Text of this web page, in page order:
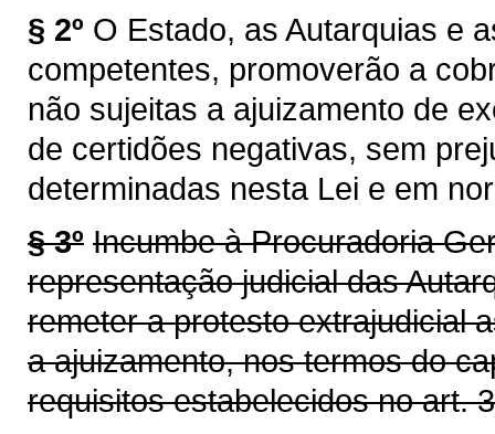
§ 2º O Estado, as Autarquias e
competentes, promoverão a
não sujeitas a ajuizamento de
de certidões negativas, sem
determinadas nesta Lei e em
§ 3º Incumbe à Procuradoria
representação judicial das
remeter a protesto extrajudicial
a ajuizamento, nos termos do
requisitos estabelecidos no art.